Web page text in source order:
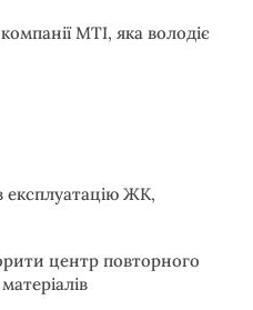
MTI, яка володіє
експлуатацію ЖК,
центр повторного